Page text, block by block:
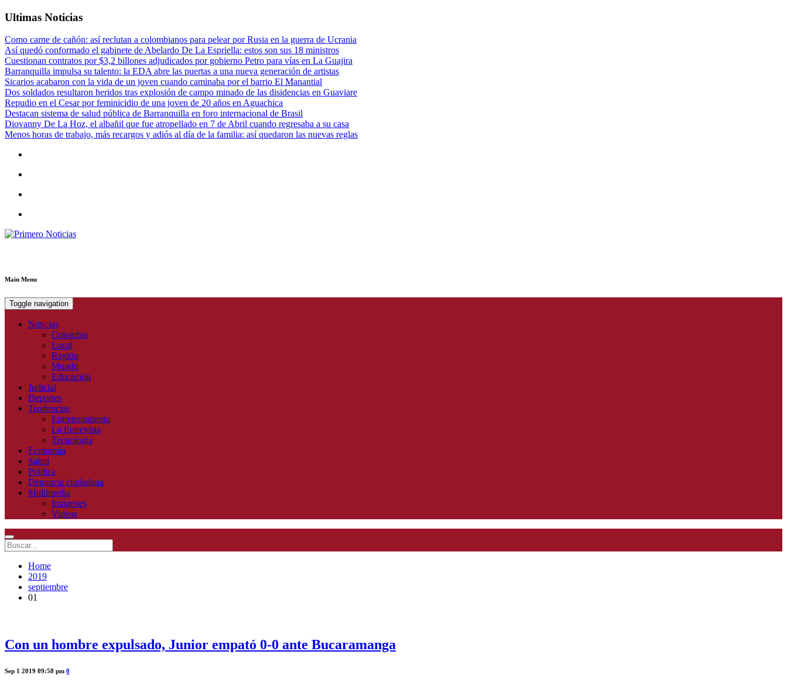
Ultimas Noticias
Como carne de cañón: así reclutan a colombianos para pelear por Rusia en la guerra de Ucrania
Así quedó conformado el gabinete de Abelardo De La Espriella: estos son sus 18 ministros
Cuestionan contratos por $3,2 billones adjudicados por gobierno Petro para vías en La Guajira
Barranquilla impulsa su talento: la EDA abre las puertas a una nueva generación de artistas
Sicarios acabaron con la vida de un joven cuando caminaba por el barrio El Manantial
Dos soldados resultaron heridos tras explosión de campo minado de las disidencias en Guaviare
Repudio en el Cesar por feminicidio de una joven de 20 años en Aguachica
Destacan sistema de salud pública de Barranquilla en foro internacional de Brasil
Diovanny De La Hoz, el albañil que fue atropellado en 7 de Abril cuando regresaba a su casa
Menos horas de trabajo, más recargos y adiós al día de la familia: así quedaron las nuevas reglas
Main Menu
Toggle navigation
Noticias
Colombia
Local
Región
Mundo
Educación
Judicial
Deportes
Tendencias
Entretenimiento
La Entrevista
Tecnologia
Economía
Salud
Política
Denuncia ciudadana
Multimedia
Imágenes
Videos
Home
2019
septiembre
01
Con un hombre expulsado, Junior empató 0-0 ante Bucaramanga
Sep 1 2019 09:58 pm 0